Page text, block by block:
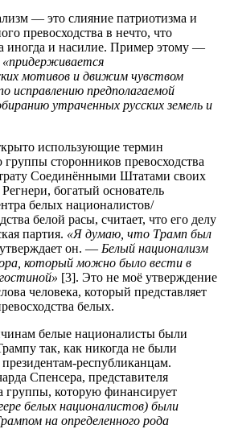
— это слияние патриотизма и
превосходства в нечто, что
а иногда и насилие. Пример этому —
«придерживается
мотивов и движим чувством
исправлению предполагаемой
утраченных русских земель и
использующие термин
сторонников превосходства
Соединёнными Штатами своих
богатый основатель
белых националистов/
белой расы, считает, что его делу
партия. «Я думаю, что Трамп был
он. — Белый национализм
который можно было вести в
[3]. Это не моё утверждение
человека, который представляет
белых.
белые националисты были
так, как никогда не были
республиканцам.
Спенсера, представителя
группы, которую финансирует
белых националистов) были
на определенного рода